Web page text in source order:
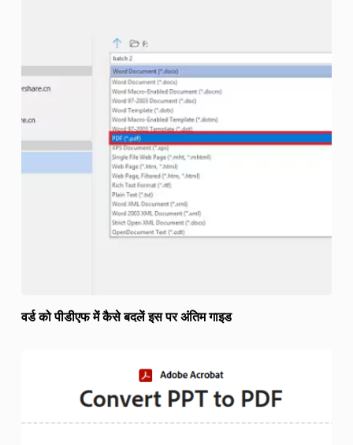
वर्ड को पीडीएफ में कैसे बदलें इस पर अंतिम गाइड